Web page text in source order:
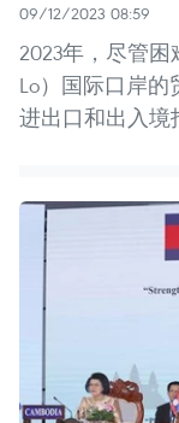
09/12/2023 08:59
2023年，尽管
Lo）国际口岸
进出口和出入境